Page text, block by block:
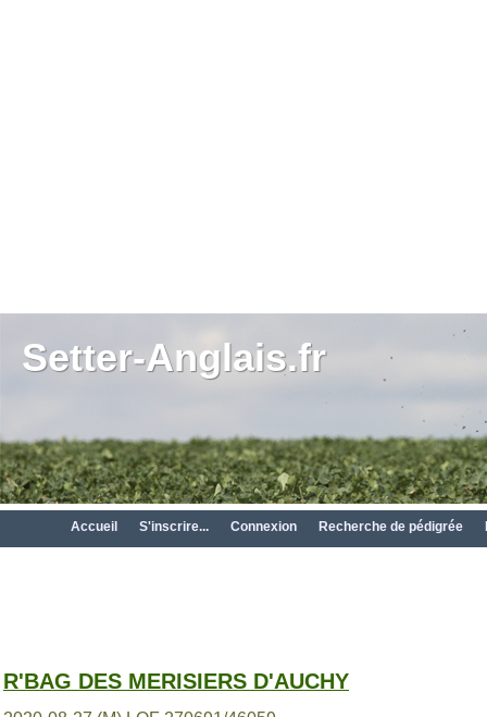
Setter-Anglais.fr
Accueil S'inscrire... Connexion Recherche de pédigrée
R'BAG DES MERISIERS D'AUCHY